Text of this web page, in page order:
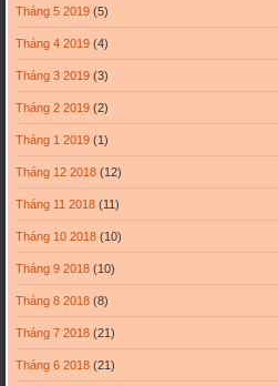
Tháng 5 2019(5)
Tháng 4 2019(4)
Tháng 3 2019(3)
Tháng 2 2019(2)
Tháng 1 2019(1)
Tháng 12 2018(12)
Tháng 11 2018(11)
Tháng 10 2018(10)
Tháng 9 2018(10)
Tháng 8 2018(8)
Tháng 7 2018(21)
Tháng 6 2018(21)